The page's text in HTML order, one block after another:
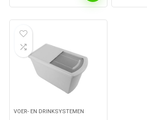
VOER- EN DRINKSYSTEMEN